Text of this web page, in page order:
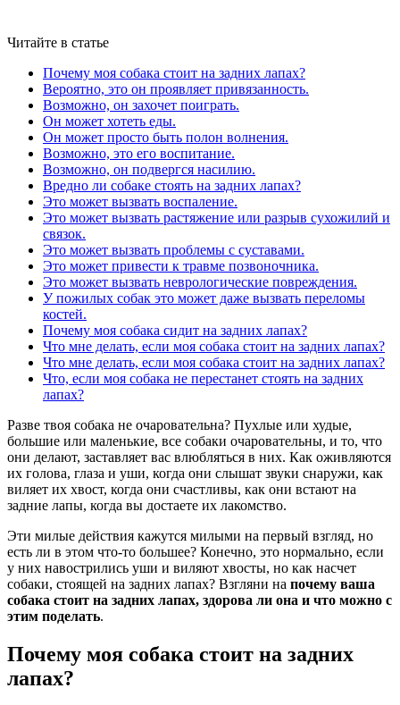
Читайте в статье
Почему моя собака стоит на задних лапах?
Вероятно, это он проявляет привязанность.
Возможно, он захочет поиграть.
Он может хотеть еды.
Он может просто быть полон волнения.
Возможно, это его воспитание.
Возможно, он подвергся насилию.
Вредно ли собаке стоять на задних лапах?
Это может вызвать воспаление.
Это может вызвать растяжение или разрыв сухожилий и
связок.
Это может вызвать проблемы с суставами.
Это может привести к травме позвоночника.
Это может вызвать неврологические повреждения.
У пожилых собак это может даже вызвать переломы
костей.
Почему моя собака сидит на задних лапах?
Что мне делать, если моя собака стоит на задних лапах?
Что мне делать, если моя собака стоит на задних лапах?
Что, если моя собака не перестанет стоять на задних
лапах?
Разве твоя собака не очаровательна? Пухлые или худые,
большие или маленькие, все собаки очаровательны, и то, что
они делают, заставляет вас влюбляться в них. Как оживляются
их голова, глаза и уши, когда они слышат звуки снаружи, как
виляет их хвост, когда они счастливы, как они встают на
задние лапы, когда вы достаете их лакомство.
Эти милые действия кажутся милыми на первый взгляд, но
есть ли в этом что-то большее? Конечно, это нормально, если
у них навострились уши и виляют хвосты, но как насчет
собаки, стоящей на задних лапах? Взгляни на почему ваша
собака стоит на задних лапах, здорова ли она и что можно с
этим поделать.
Почему моя собака стоит на задних
лапах?